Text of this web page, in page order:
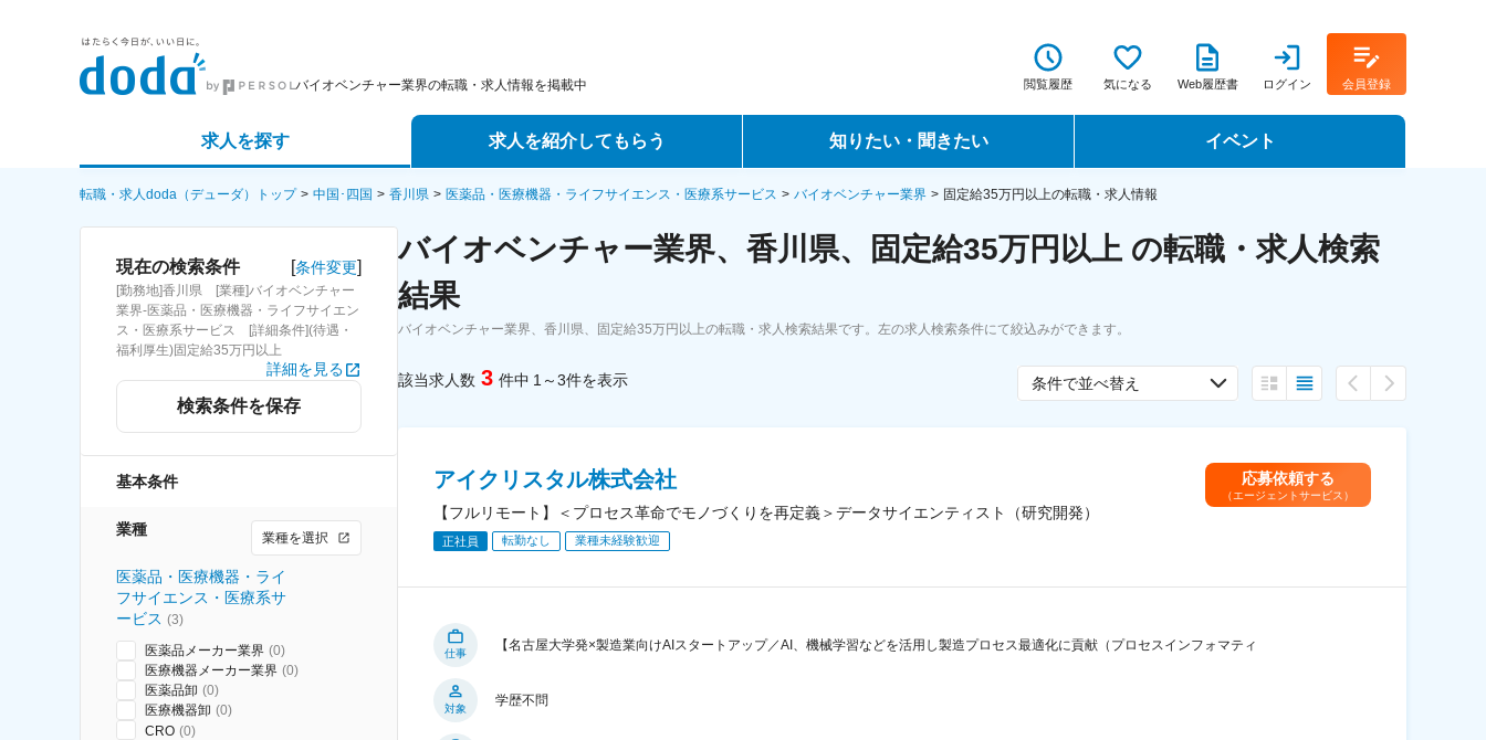
バイオベンチャー業界の転職・求人情報を掲載中 閲覧履歴 気になる Web履歴書 ログイン 会員登録
求人を探す
詳細条件から探す
求人特集から探す
求人を紹介してもらう
エージェントサービス
スカウトサービス
パートナーエージェントサービス
知りたい・聞きたい
転職ノウハウ
データで見る転職
イベント
転職イベント・転職セミナー
転職フェア
転職・求人doda（デューダ）トップ 中国･四国 香川県 医薬品・医療機器・ライフサイエンス・医療系サービス バイオベンチャー業界 固定給35万円以上の転職・求人情報
現在の検索条件 [条件変更]
[勤務地]香川県 [業種]バイオベンチャー
業界-医薬品・医療機器・ライフサイエン
ス・医療系サービス [詳細条件](待遇・
福利厚生)固定給35万円以上
詳細を見る
検索条件を保存
基本条件
業種 業種を選択
医薬品・医療機器・ライ
フサイエンス・医療系サ
ービス (3)
医薬品メーカー業界 (0)
医療機器メーカー業界 (0)
医薬品卸 (0)
医療機器卸 (0)
CRO (0)
バイオベンチャー業界、香川県、固定給35万円以上 の転職・求人検索
結果
バイオベンチャー業界、香川県、固定給35万円以上の転職・求人検索結果です。左の求人検索条件にて絞込みができます。
該当求人数 3 件中 1～3件を表示 条件で並べ替え
アイクリスタル株式会社
【フルリモート】＜プロセス革命でモノづくりを再定義＞データサイエンティスト（研究開発）
正社員 転勤なし 業種未経験歓迎
応募依頼する
（エージェントサービス）
仕事
【名古屋大学発×製造業向けAIスタートアップ／AI、機械学習などを活用し製造プロセス最適化に貢献（プロセスインフォマティ
対象
学歴不問